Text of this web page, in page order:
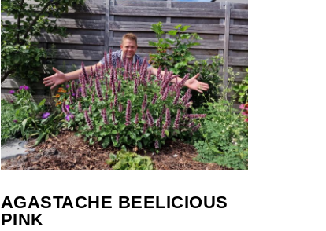
AGASTACHE BEELICIOUS
PINK